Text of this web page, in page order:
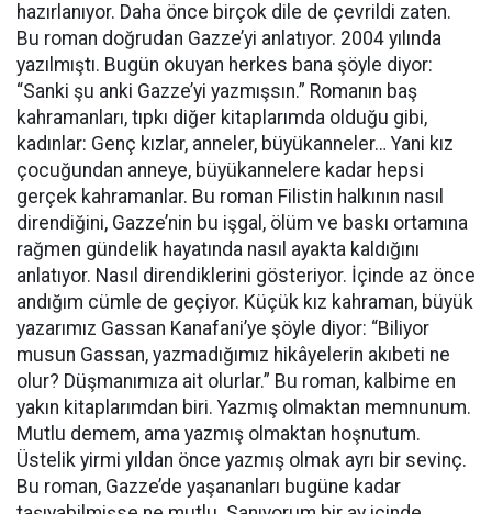
hazırlanıyor. Daha önce birçok dile de çevrildi zaten.
Bu roman doğrudan Gazze’yi anlatıyor. 2004 yılında
yazılmıştı. Bugün okuyan herkes bana şöyle diyor:
“Sanki şu anki Gazze’yi yazmışsın.” Romanın baş
kahramanları, tıpkı diğer kitaplarımda olduğu gibi,
kadınlar: Genç kızlar, anneler, büyükanneler… Yani kız
çocuğundan anneye, büyükannelere kadar hepsi
gerçek kahramanlar. Bu roman Filistin halkının nasıl
direndiğini, Gazze’nin bu işgal, ölüm ve baskı ortamına
rağmen gündelik hayatında nasıl ayakta kaldığını
anlatıyor. Nasıl direndiklerini gösteriyor. İçinde az önce
andığım cümle de geçiyor. Küçük kız kahraman, büyük
yazarımız Gassan Kanafani’ye şöyle diyor: “Biliyor
musun Gassan, yazmadığımız hikâyelerin akıbeti ne
olur? Düşmanımıza ait olurlar.” Bu roman, kalbime en
yakın kitaplarımdan biri. Yazmış olmaktan memnunum.
Mutlu demem, ama yazmış olmaktan hoşnutum.
Üstelik yirmi yıldan önce yazmış olmak ayrı bir sevinç.
Bu roman, Gazze’de yaşananları bugüne kadar